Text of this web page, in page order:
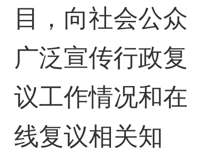
目，向社会公众
广泛宣传行政复
议工作情况和在
线复议相关知